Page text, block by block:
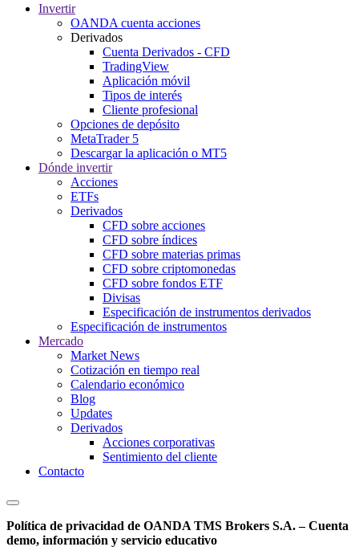
Invertir
OANDA cuenta acciones
Derivados
Cuenta Derivados - CFD
TradingView
Aplicación móvil
Tipos de interés
Cliente profesional
Opciones de depósito
MetaTrader 5
Descargar la aplicación o MT5
Dónde invertir
Acciones
ETFs
Derivados
CFD sobre acciones
CFD sobre índices
CFD sobre materias primas
CFD sobre criptomonedas
CFD sobre fondos ETF
Divisas
Especificación de instrumentos derivados
Especificación de instrumentos
Mercado
Market News
Cotización en tiempo real
Calendario económico
Blog
Updates
Derivados
Acciones corporativas
Sentimiento del cliente
Contacto
Política de privacidad de OANDA TMS Brokers S.A. – Cuenta
demo, información y servicio educativo